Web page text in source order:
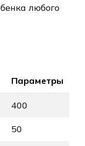
любого
Параметры
400
50